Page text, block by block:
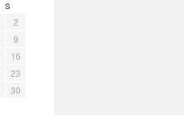
S
2
9
16
23
30